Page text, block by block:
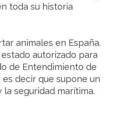
toda su historia
animales en España.
autorizado para
de Entendimiento de
decir que supone un
seguridad marítima.